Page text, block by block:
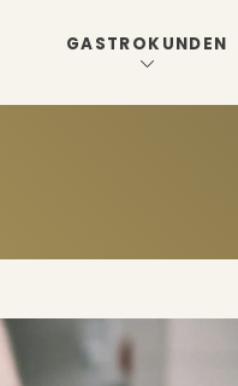
GASTROKUNDEN